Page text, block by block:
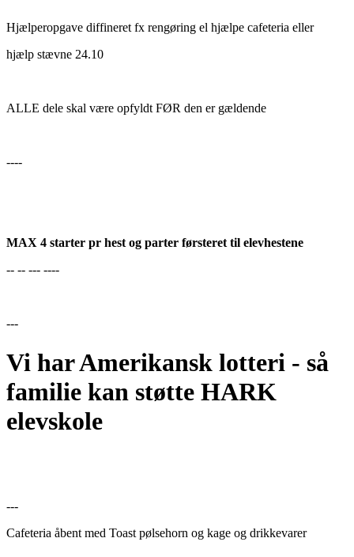
Hjælperopgave diffineret fx rengøring el hjælpe cafeteria eller
hjælp stævne 24.10
ALLE dele skal være opfyldt FØR den er gældende
----
MAX 4 starter pr hest og parter førsteret til elevhestene
-- -- --- ----
---
Vi har Amerikansk lotteri - så
familie kan støtte HARK
elevskole
---
Cafeteria åbent med Toast pølsehorn og kage og drikkevarer